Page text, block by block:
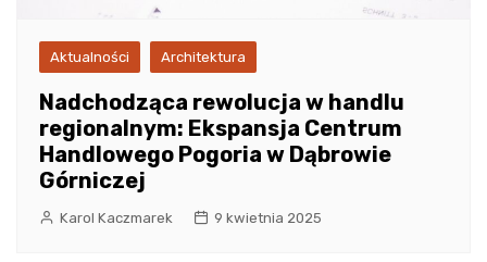
Aktualności Architektura
Nadchodząca rewolucja w handlu
regionalnym: Ekspansja Centrum
Handlowego Pogoria w Dąbrowie
Górniczej
Karol Kaczmarek 9 kwietnia 2025